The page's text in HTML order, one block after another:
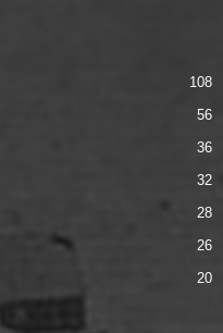
108
56
36
32
28
26
20